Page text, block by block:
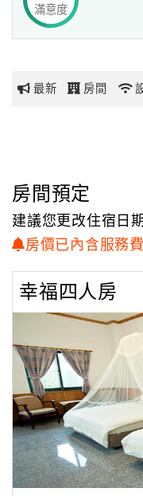
網
玩
地
圖
顧
務
顧
客
滿
意
度
訂
不但予人輕鬆舒適的
質。
境，同時感受久違的
滿意度
最新 房間
房間預定
建議您更改住宿日
房價已內含服務
幸福四人房